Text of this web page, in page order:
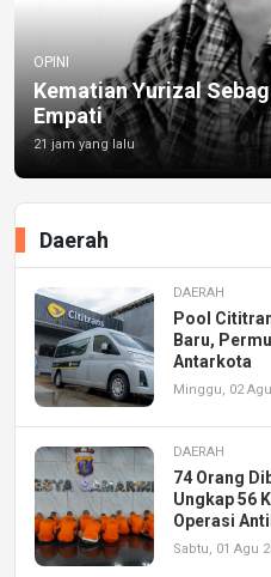
OPINI
Kematian Yurizal
Empati
21 jam yang lalu
Daerah
DAERAH
Pool
Baru,
Antarkota
Minggu, 02
DAERAH
74 Orang
Ungkap 56
Operasi
Sabtu, 01 Agu